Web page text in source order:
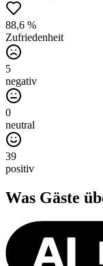
88,6 %
Zufriedenheit
5
negativ
0
neutral
39
positiv
Was Gäste